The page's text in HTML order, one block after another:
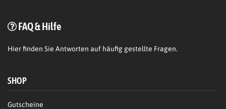
FAQ & Hilfe
Hierfinden Sie Antworten auf häufig gestellte Fragen.
SHOP
Gutscheine